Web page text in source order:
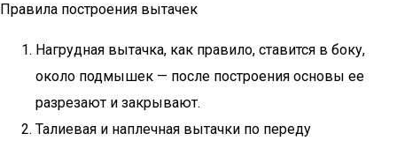
Правила построения вытачек
Нагрудная вытачка, как правило, ставится в боку,
около подмышек — после построения основы ее
разрезают и закрывают.
Талиевая и наплечная вытачки по переду